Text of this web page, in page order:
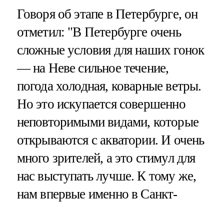
Говоря об этапе в Петербурге, он
отметил: "В Петербурге очень
сложные условия для наших гонок
— на Неве сильное течение,
погода холодная, коварные ветры.
Но это искупается совершенно
неповторимыми видами, которые
открываются с акватории. И очень
много зрителей, а это стимул для
нас выступать лучше. К тому же,
нам впервые именно в Санкт-